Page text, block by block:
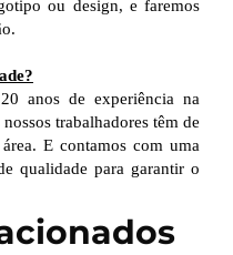
ou design, e faremos
anos de experiência na
trabalhadores têm de
E contamos com uma
qualidade para garantir o